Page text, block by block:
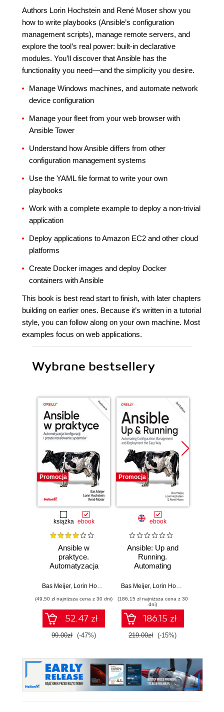
Authors Lorin Hochstein and René Moser show you
how to write playbooks (Ansible’s configuration
management scripts), manage remote servers, and
explore the tool’s real power: built-in declarative
modules. You’ll discover that Ansible has the
functionality you need—and the simplicity you desire.
Manage Windows machines, and automate network
device configuration
Manage your fleet from your web browser with
Ansible Tower
Understand how Ansible differs from other
configuration management systems
Use the YAML file format to write your own
playbooks
Work with a complete example to deploy a non-trivial
application
Deploy applications to Amazon EC2 and other cloud
platforms
Create Docker images and deploy Docker
containers with Ansible
This book is best read start to finish, with later chapters
building on earlier ones. Because it’s written in a tutorial
style, you can follow along on your own machine. Most
examples focus on web applications.
Wybrane bestsellery
Promocja
książka ebook
Ansible w
praktyce.
Automatyzacja
instalowanie
Wydanie III
Bas Meijer, Lorin Hochstein René Moser
(49,50 zł najniższa cena z 30 dni)
52.47 zł
99.00zł (-47%)
Promocja
ebook
Ansible: Up and
Running.
Automating
Management and
Easy Way. 3rd
Edition
Bas Meijer, Lorin Hochstein
(186,15 zł najniższa cena z 30
dni)
186.15 zł
219.00zł (-15%)